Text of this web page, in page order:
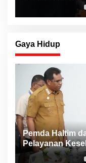
Gaya Hidup
Pemda Haltim
Pelayanan